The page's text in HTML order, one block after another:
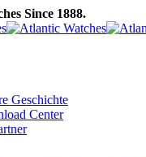
Since 1888.
Geschichte
Center